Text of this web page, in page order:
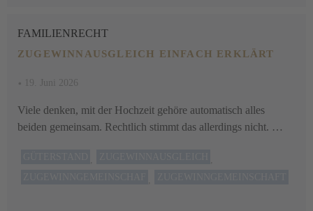
FAMILIENRECHT
ZUGEWINNAUSGLEICH EINFACH ERKLÄRT
19. Juni 2026
Viele denken, mit der Hochzeit gehöre automatisch alles
beiden gemeinsam. Rechtlich stimmt das allerdings nicht. …
,
,
,